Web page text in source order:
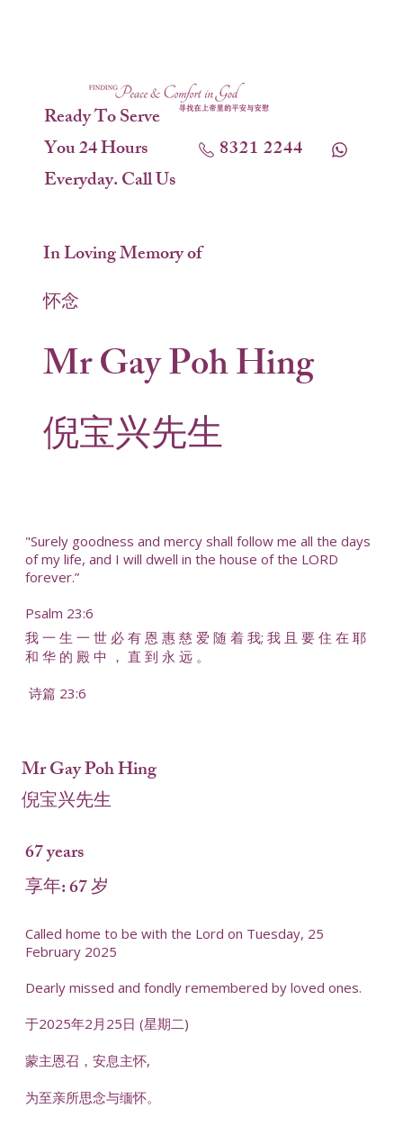
Ready To Serve
You 24 Hours
Everyday. Call Us
8321 2244
In Loving Memory of
怀念
Mr Gay Poh Hing
倪宝兴先生
"Surely goodness and mercy shall follow me all the days
of my life, and I will dwell in the house of the LORD
forever.”
Psalm 23:6
我 一 生 一 世 必 有 恩 惠 慈 爱 随 着 我; 我 且 要 住 在 耶
和 华 的 殿 中 ， 直 到 永 远 。
诗篇 23:6
Mr Gay Poh Hing
倪宝兴先生
67 years
享年: 67 岁
Called home to be with the Lord on Tuesday, 25
February 2025
Dearly missed and fondly remembered by loved ones.
于2025年2月25日 (星期二)
蒙主恩召，安息主怀,
为至亲所思念与缅怀。